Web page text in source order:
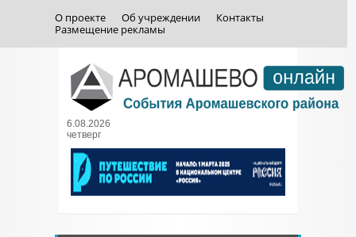
О проекте Об учреждении
Контакты
Размещение рекламы
6.08.2026
четверг